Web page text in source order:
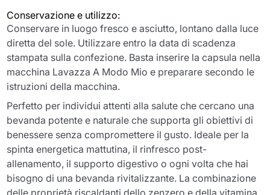
Conservazione e utilizzo:
Conservare in luogo fresco e asciutto, lontano dalla luce
diretta del sole. Utilizzare entro la data di scadenza
stampata sulla confezione. Basta inserire la capsula nella
macchina Lavazza A Modo Mio e preparare secondo le
istruzioni della macchina.
Perfetto per individui attenti alla salute che cercano una
bevanda potente e naturale che supporta gli obiettivi di
benessere senza compromettere il gusto. Ideale per la
spinta energetica mattutina, il rinfresco post-
allenamento, il supporto digestivo o ogni volta che hai
bisogno di una bevanda rivitalizzante. La combinazione
delle proprietà riscaldanti dello zenzero e della vitamina